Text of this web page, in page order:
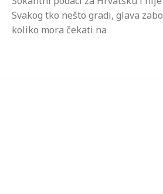
Svakog tko nešto gradi, glava
koliko mora čekati na